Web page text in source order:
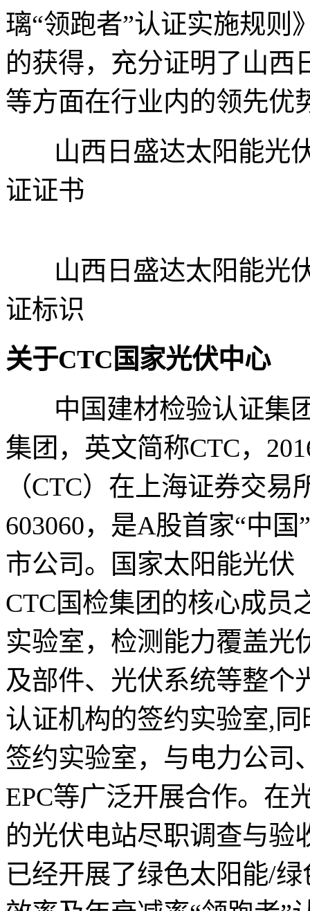
璃“领跑者”认证实施规则
的获得，充分证明了山西
等方面在行业内的领先优
山西日盛达太阳能光伏
证证书
山西日盛达太阳能光伏
证标识
关于CTC国家光伏中心
中国建材检验认证集团
集团，英文简称CTC，
（CTC）在上海证券交
603060，是A股首家“中
市公司。国家太阳能光伏
CTC国检集团的核心成员
实验室，检测能力覆盖光
及部件、光伏系统等整个
认证机构的签约实验室,
签约实验室，与电力公司
EPC等广泛开展合作。在
的光伏电站尽职调查与验
已经开展了绿色太阳能/